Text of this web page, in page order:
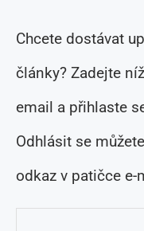
Chcete dostávat
články? Zadejte
email a přihlaste
Odhlásit se
odkaz v patičce e-